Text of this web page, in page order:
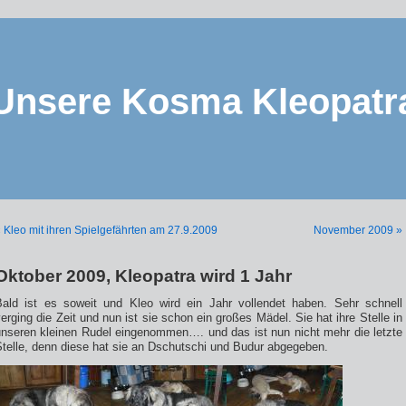
Kosma
Kleo mit ihren Spielgefährten am 27.9.2009 November 2009 »
2009, Kleopatra wird 1 Jahr
ist es soweit und Kleo wird ein Jahr vollendet haben. Sehr schnell
die Zeit und nun ist sie schon ein großes Mädel. Sie hat ihre Stelle in
kleinen Rudel eingenommen…. und das ist nun nicht mehr die letzte
denn diese hat sie an Dschutschi und Budur abgegeben.